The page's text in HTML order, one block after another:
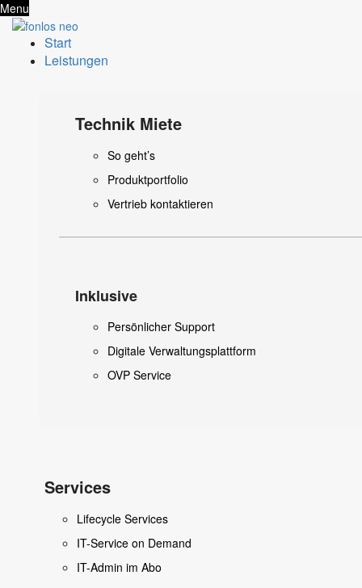
Menu
Start
Leistungen
Technik Miete
So geht’s
Produktportfolio
Vertrieb kontaktieren
Inklusive
Persönlicher Support
Digitale Verwaltungsplattform
OVP Service
Services
Lifecycle Services
IT-Service on Demand
IT-Admin im Abo